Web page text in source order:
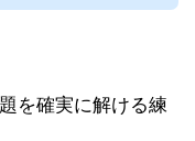
を確実に解ける練